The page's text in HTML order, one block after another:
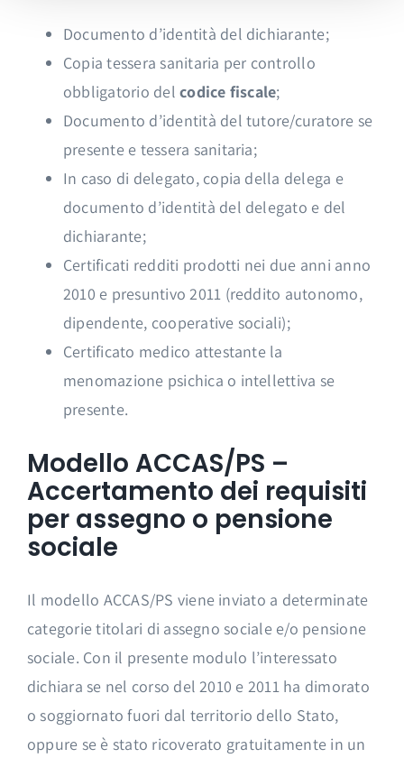
Documento d’identità del dichiarante;
Copia tessera sanitaria per controllo
obbligatorio delcodice fiscale;
Documento d’identità del tutore/curatore se
presente e tessera sanitaria;
In caso di delegato, copia della delega e
documento d’identità del delegato e del
dichiarante;
Certificati redditi prodotti nei due anni anno
2010 e presuntivo 2011 (reddito autonomo,
dipendente, cooperative sociali);
Certificato medico attestante la
menomazione psichica o intellettiva se
presente.
Modello ACCAS/PS –
Accertamento dei requisiti
per assegno o pensione
sociale
Il modello ACCAS/PS viene inviato a determinate
categorie titolari di assegno sociale e/o pensione
sociale. Con il presente modulo l’interessato
dichiara se nel corso del 2010 e 2011 ha dimorato
o soggiornato fuori dal territorio dello Stato,
oppure se è stato ricoverato gratuitamente in un